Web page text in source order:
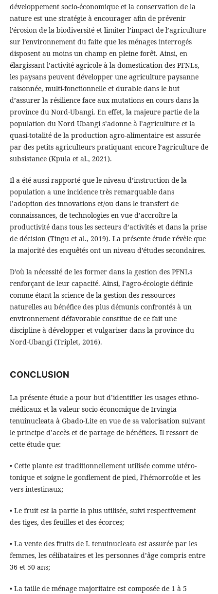
développement socio-économique et la conservation de la
nature est une stratégie à encourager afin de prévenir
l’érosion de la biodiversité et limiter l’impact de l’agriculture
sur l’environnement du faite que les ménages interrogés
disposent au moins un champ en pleine forêt. Ainsi, en
élargissant l’activité agricole à la domestication des PFNLs,
les paysans peuvent développer une agriculture paysanne
raisonnée, multi-fonctionnelle et durable dans le but
d’assurer la résilience face aux mutations en cours dans la
province du Nord-Ubangi. En effet, la majeure partie de la
population du Nord Ubangi s’adonne à l’agriculture et la
quasi-totalité de la production agro-alimentaire est assurée
par des petits agriculteurs pratiquant encore l’agriculture de
subsistance (Kpula et al., 2021).
Il a été aussi rapporté que le niveau d’instruction de la
population a une incidence très remarquable dans
l’adoption des innovations et/ou dans le transfert de
connaissances, de technologies en vue d’accroître la
productivité dans tous les secteurs d’activités et dans la prise
de décision (Tingu et al., 2019). La présente étude révèle que
la majorité des enquêtés ont un niveau d’études secondaires.
D’où la nécessité de les former dans la gestion des PFNLs
renforçant de leur capacité. Ainsi, l’agro-écologie définie
comme étant la science de la gestion des ressources
naturelles au bénéfice des plus démunis confrontés à un
environnement défavorable constitue de ce fait une
discipline à développer et vulgariser dans la province du
Nord-Ubangi (Triplet, 2016).
CONCLUSION
La présente étude a pour but d’identifier les usages ethno-
médicaux et la valeur socio-économique de Irvingia
tenuinucleata à Gbado-Lite en vue de sa valorisation suivant
le principe d’accès et de partage de bénéfices. Il ressort de
cette étude que:
• Cette plante est traditionnellement utilisée comme utéro-
tonique et soigne le gonflement de pied, l’hémorroïde et les
vers intestinaux;
• Le fruit est la partie la plus utilisée, suivi respectivement
des tiges, des feuilles et des écorces;
• La vente des fruits de I. tenuinucleata est assurée par les
femmes, les célibataires et les personnes d’âge compris entre
36 et 50 ans;
• La taille de ménage majoritaire est composée de 1 à 5